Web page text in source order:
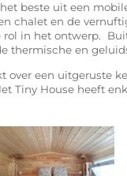
beste uit een
chalet en de
in het ontwerp.
thermische en
over een uitgeruste
Tiny House heeft